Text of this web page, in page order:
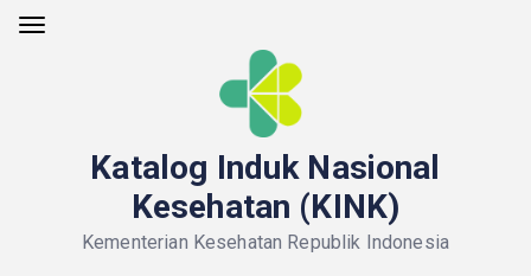
Katalog Induk Nasional
Kesehatan (KINK)
Kementerian Kesehatan Republik Indonesia